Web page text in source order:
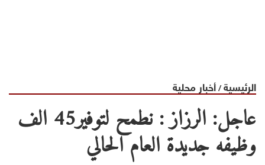
الرئيسية/أخبار محلية
عاجل: الرزاز : نطمح لتوفير45 الف
وظيفه جديدة العام الحالي